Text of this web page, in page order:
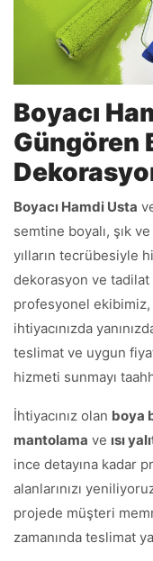
Boyacı
Güngören
Boyacı Hamdi Usta
semtine boyalı, şık
yılların tecrübesiyle
dekorasyon ve tadilat
profesyonel
ihtiyacınızda
teslimat ve uygun
hizmeti sunmayı
İhtiyacınız olan boya
mantolama ve ısı
ince detayına kadar
alanlarınızı
projede müşteri
zamanında teslimat